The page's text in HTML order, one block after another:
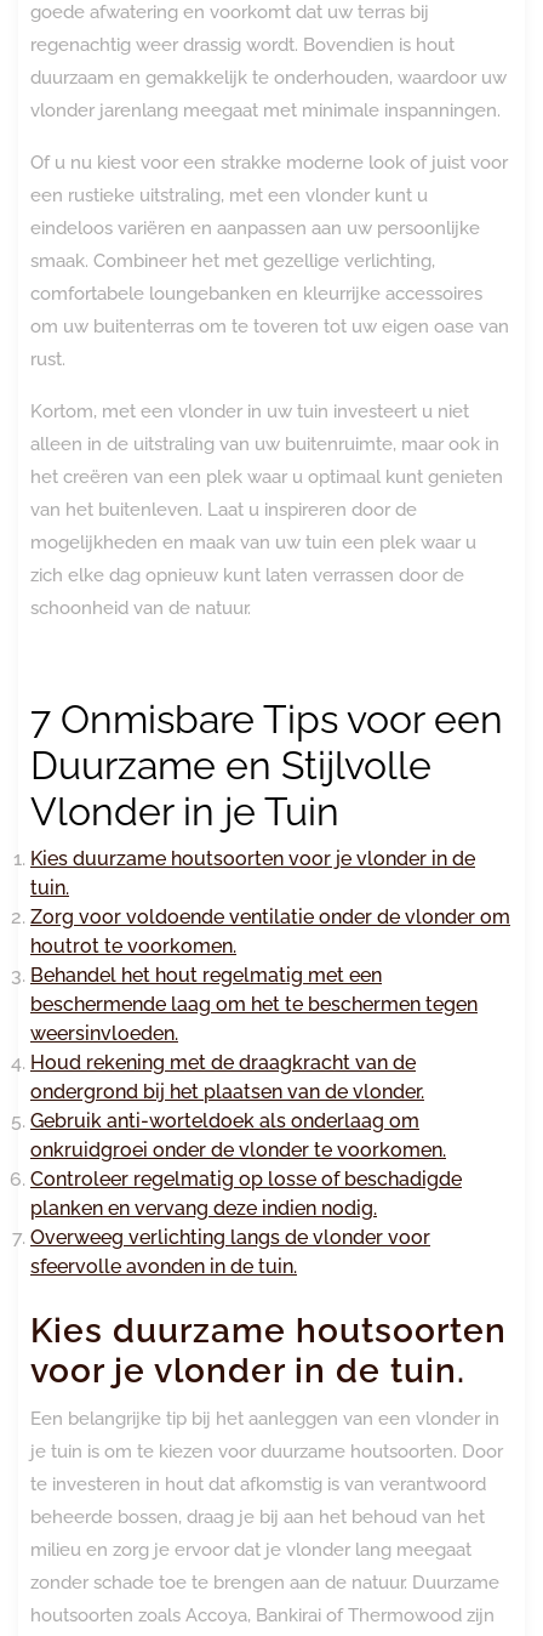
goede afwatering en voorkomt dat uw terras bij
regenachtig weer drassig wordt. Bovendien is hout
duurzaam en gemakkelijk te onderhouden, waardoor uw
vlonder jarenlang meegaat met minimale inspanningen.
Of u nu kiest voor een strakke moderne look of juist voor
een rustieke uitstraling, met een vlonder kunt u
eindeloos variëren en aanpassen aan uw persoonlijke
smaak. Combineer het met gezellige verlichting,
comfortabele loungebanken en kleurrijke accessoires
om uw buitenterras om te toveren tot uw eigen oase van
rust.
Kortom, met een vlonder in uw tuin investeert u niet
alleen in de uitstraling van uw buitenruimte, maar ook in
het creëren van een plek waar u optimaal kunt genieten
van het buitenleven. Laat u inspireren door de
mogelijkheden en maak van uw tuin een plek waar u
zich elke dag opnieuw kunt laten verrassen door de
schoonheid van de natuur.
7 Onmisbare Tips voor een
Duurzame en Stijlvolle
Vlonder in je Tuin
Kies duurzame houtsoorten voor je vlonder in de
tuin.
Zorg voor voldoende ventilatie onder de vlonder om
houtrot te voorkomen.
Behandel het hout regelmatig met een
beschermende laag om het te beschermen tegen
weersinvloeden.
Houd rekening met de draagkracht van de
ondergrond bij het plaatsen van de vlonder.
Gebruik anti-worteldoek als onderlaag om
onkruidgroei onder de vlonder te voorkomen.
Controleer regelmatig op losse of beschadigde
planken en vervang deze indien nodig.
Overweeg verlichting langs de vlonder voor
sfeervolle avonden in de tuin.
Kies duurzame houtsoorten
voor je vlonder in de tuin.
Een belangrijke tip bij het aanleggen van een vlonder in
je tuin is om te kiezen voor duurzame houtsoorten. Door
te investeren in hout dat afkomstig is van verantwoord
beheerde bossen, draag je bij aan het behoud van het
milieu en zorg je ervoor dat je vlonder lang meegaat
zonder schade toe te brengen aan de natuur. Duurzame
houtsoorten zoals Accoya, Bankirai of Thermowood zijn